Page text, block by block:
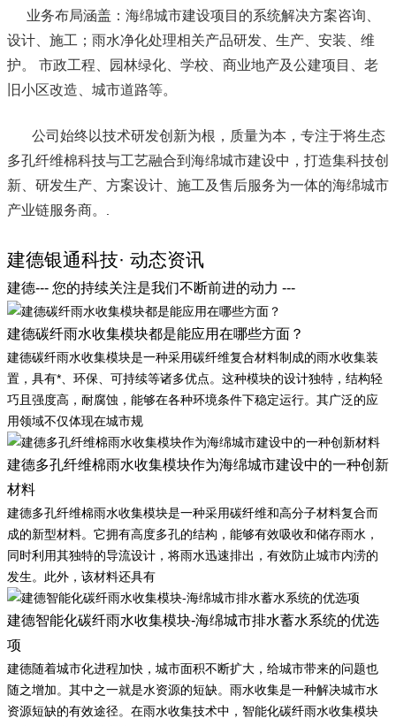
业务布局涵盖：海绵城市建设项目的系统解决方案咨询、
设计、施工；雨水净化处理相关产品研发、生产、安装、维
护。 市政工程、园林绿化、学校、商业地产及公建项目、老
旧小区改造、城市道路等。
公司始终以技术研发创新为根，质量为本，专注于将生态
多孔纤维棉科技与工艺融合到海绵城市建设中，打造集科技创
新、研发生产、方案设计、施工及售后服务为一体的海绵城市
产业链服务商。
建德银通科技· 动态资讯
建德--- 您的持续关注是我们不断前进的动力 ---
建德碳纤雨水收集模块都是能应用在哪些方面？
建德碳纤雨水收集模块是一种采用碳纤维复合材料制成的雨水收集装
置，具有*、环保、可持续等诸多优点。这种模块的设计独特，结构轻
巧且强度高，耐腐蚀，能够在各种环境条件下稳定运行。其广泛的应
用领域不仅体现在城市规
建德多孔纤维棉雨水收集模块作为海绵城市建设中的一种创新
材料
建德多孔纤维棉雨水收集模块是一种采用碳纤维和高分子材料复合而
成的新型材料。它拥有高度多孔的结构，能够有效吸收和储存雨水，
同时利用其独特的导流设计，将雨水迅速排出，有效防止城市内涝的
发生。此外，该材料还具有
建德智能化碳纤雨水收集模块-海绵城市排水蓄水系统的优选
项
建德随着城市化进程加快，城市面积不断扩大，给城市带来的问题也
随之增加。其中之一就是水资源的短缺。雨水收集是一种解决城市水
资源短缺的有效途径。在雨水收集技术中，智能化碳纤雨水收集模块